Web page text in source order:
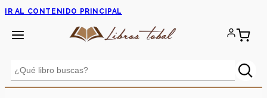
IR AL CONTENIDO PRINCIPAL